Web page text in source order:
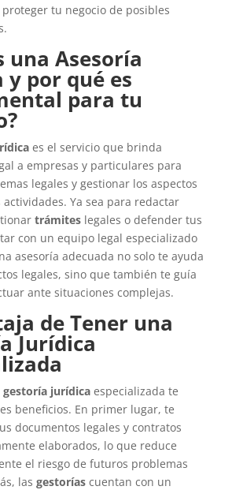
tu negocio de posibles
una Asesoría
y por qué es
para tu
es el servicio que brinda
a empresas y particulares para
legales y gestionar los aspectos
actividades. Ya sea para redactar
trámiteslegales o defender tus
con un equipo legal especializado
asesoría adecuada no solo te ayuda
legales, sino que también te guía
ante situaciones complejas.
de Tener una
Jurídica
gestoría jurídicaespecializada te
beneficios. En primer lugar, te
documentos legales y contratos
elaborados, lo que reduce
el riesgo de futuros problemas
las gestoríascuentan con un